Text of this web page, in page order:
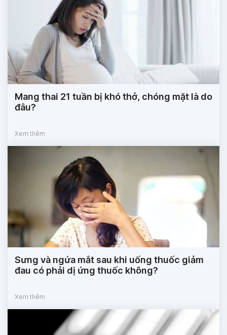
Mang thai 21 tuần bị khó thở, chóng mặt là do
đâu?
Xem thêm
Sưng và ngứa mắt sau khi uống thuốc giảm
đau có phải dị ứng thuốc không?
Xem thêm